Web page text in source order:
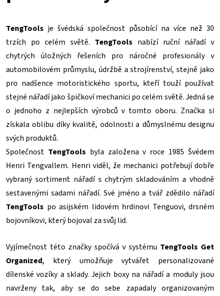
TengTools je švédská společnost působící na více než 30
trzích po celém světě. TengTools nabízí ruční nářadí v
chytrých úložných řešeních pro náročné profesionály v
automobilovém průmyslu, údržbě a strojírenství, stejně jako
pro nadšence motoristického sportu, kteří touží používat
stejné nářadí jako špičkoví mechanici po celém světě. Jedná se
o jednoho z nejlepších výrobců v tomto oboru. Značka si
získala oblibu díky kvalitě, odolnosti a důmyslnému designu
svých produktů.
Společnost TengTools byla založena v roce 1985 Švédem
Henri Tengvallem. Henri viděl, že mechanici potřebují dobře
vybraný sortiment nářadí s chytrým skladováním a vhodně
sestavenými sadami nářadí. Své jméno a tvář zdědilo nářadí
TengTools po asijském lidovém hrdinovi Tenguovi, drsném
bojovníkovi, který bojoval za svůj lid.
Vyjímečnost této značky spočívá v systému TengTools Get
Organized, který umožňuje vytvářet personalizované
dílenské vozíky a sklady. Jejich boxy na nářadí a moduly jsou
navrženy tak, aby se do sebe zapadaly organizovaným